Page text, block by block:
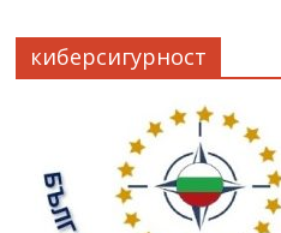
киберсигурност